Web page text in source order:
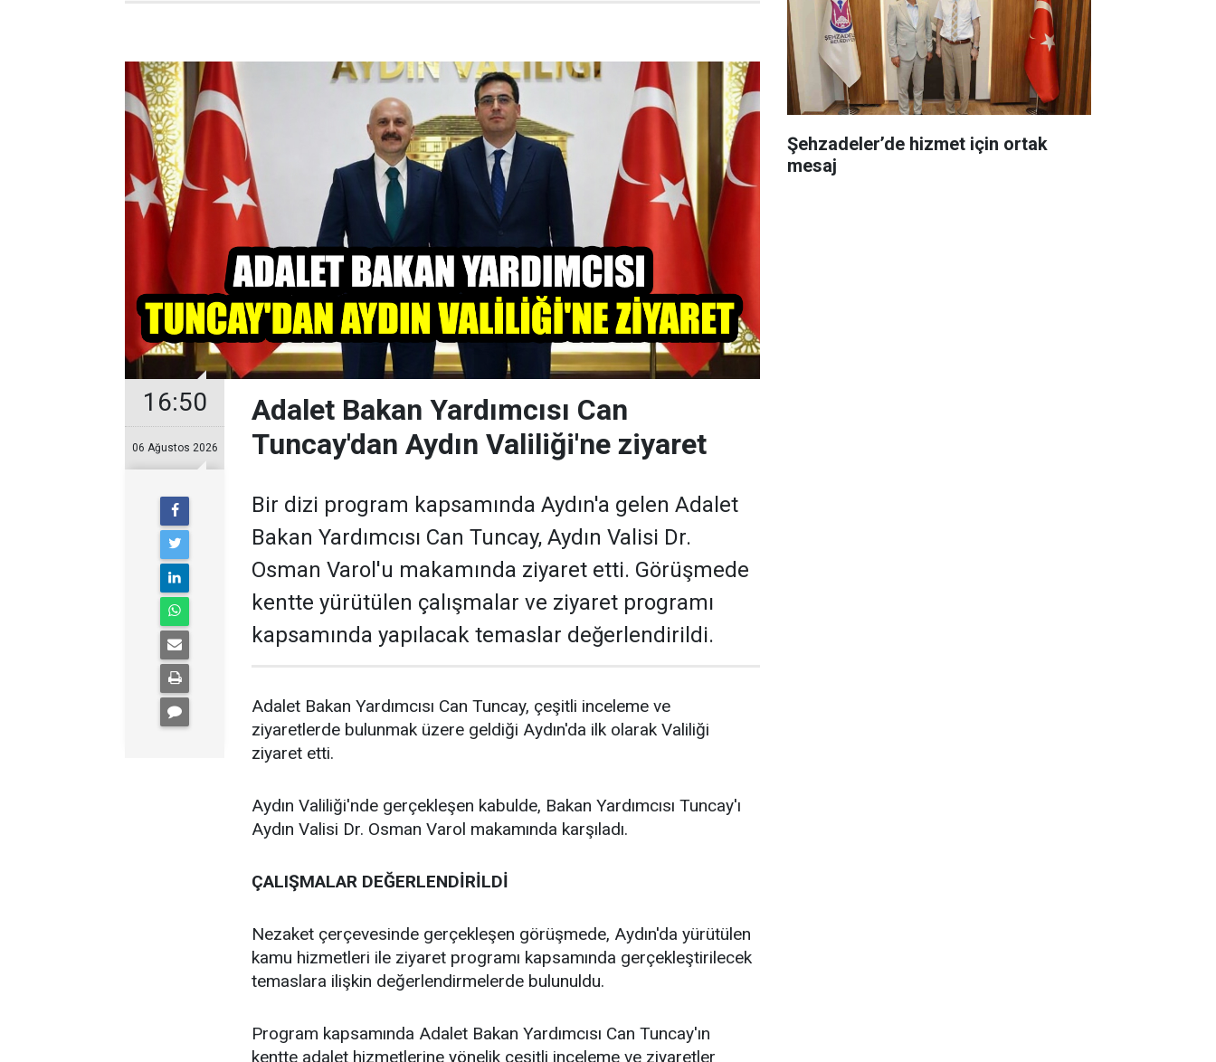
16:50
06 Ağustos 2026
Adalet Bakan Yardımcısı Can
Tuncay'dan Aydın Valiliği'ne ziyaret
Bir dizi program kapsamında Aydın'a gelen Adalet
Bakan Yardımcısı Can Tuncay, Aydın Valisi Dr.
Osman Varol'u makamında ziyaret etti. Görüşmede
kentte yürütülen çalışmalar ve ziyaret programı
kapsamında yapılacak temaslar değerlendirildi.
Adalet Bakan Yardımcısı Can Tuncay, çeşitli inceleme ve
ziyaretlerde bulunmak üzere geldiği Aydın'da ilk olarak Valiliği
ziyaret etti.
Aydın Valiliği'nde gerçekleşen kabulde, Bakan Yardımcısı Tuncay'ı
Aydın Valisi Dr. Osman Varol makamında karşıladı.
ÇALIŞMALAR DEĞERLENDİRİLDİ
Nezaket çerçevesinde gerçekleşen görüşmede, Aydın'da yürütülen
kamu hizmetleri ile ziyaret programı kapsamında gerçekleştirilecek
temaslara ilişkin değerlendirmelerde bulunuldu.
Program kapsamında Adalet Bakan Yardımcısı Can Tuncay'ın
kentte adalet hizmetlerine yönelik çeşitli inceleme ve ziyaretler
Şehzadeler’de hizmet için ortak
mesaj